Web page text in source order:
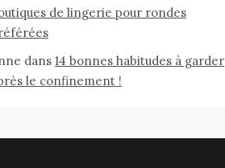
de lingerie pour rondes
dans 14 bonnes habitudes à garder
le confinement !